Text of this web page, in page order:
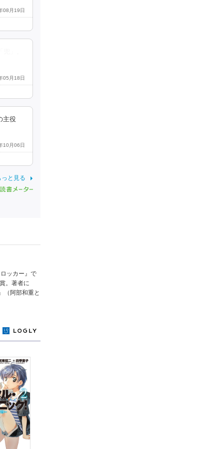
08月19日
05月18日
主役
10月06日
と見る
ッカー』で
。著者に
（阿部和重と